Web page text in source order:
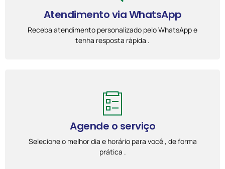
Atendimento via WhatsApp
Receba atendimento personalizado pelo WhatsApp e
tenha resposta rápida .
Agende o serviço
Selecione o melhor dia e horário para você , de forma
prática .